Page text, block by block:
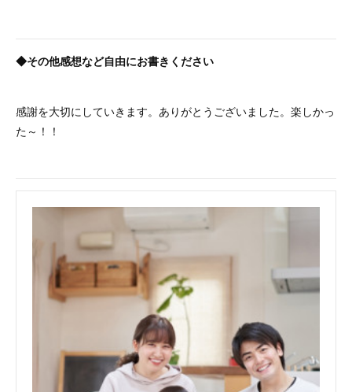
◆その他感想など自由にお書きください
感謝を大切にしていきます。ありがとうございました。楽しかっ
た～！！